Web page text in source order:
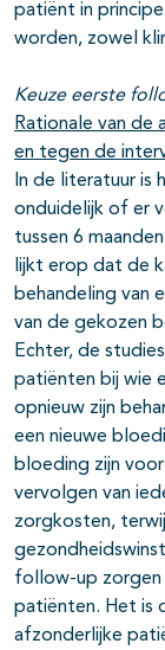
patiënt in
worden, zowel
Keuze eerste
Rationale van de
en tegen de
In de literatuur is
onduidelijk of er
tussen 6
lijkt erop dat de
behandeling van
van de gekozen
Echter, de
patiënten bij wie
opnieuw zijn
een nieuwe
bloeding zijn
vervolgen van
zorgkosten,
follow-up zorgen
patiënten. Het is
afzonderlijke